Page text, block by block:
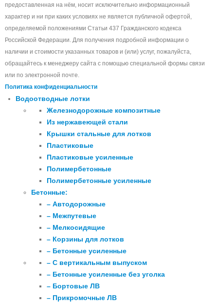
предоставленная на нём, носит исключительно информационный
характер и ни при каких условиях не является публичной офертой,
определяемой положениями Статьи 437 Гражданского кодекса
Российской Федерации. Для получения подробной информации о
наличии и стоимости указанных товаров и (или) услуг, пожалуйста,
обращайтесь к менеджеру сайта с помощью специальной формы связи
или по электронной почте.
Политика конфиденциальности
Водоотводные лотки
Железнодорожные композитные
Из нержавеющей стали
Крышки стальные для лотков
Пластиковые
Пластиковые усиленные
Полимербетонные
Полимербетонные усиленные
Бетонные:
– Автодорожные
– Межпутевые
– Мелкосидящие
– Корзины для лотков
– Бетонные усиленные
– С вертикальным выпуском
– Бетонные усиленные без уголка
– Бортовые ЛВ
– Прикромочные ЛВ